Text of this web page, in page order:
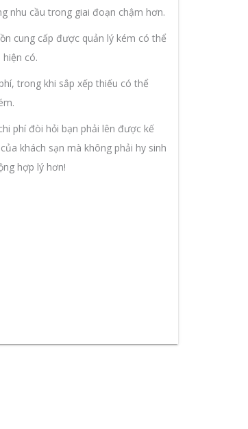
nhu cầu trong giai đoạn chậm hơn.
cung cấp được quản lý kém có thể
có.
trong khi sắp xếp thiếu có thể
phí đòi hỏi bạn phải lên được kế
khách sạn mà không phải hy sinh
hợp lý hơn!